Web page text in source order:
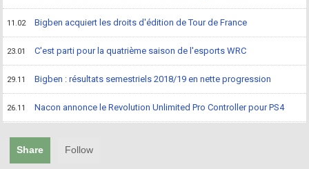
11.02 Bigben acquiert les droits d'édition de Tour de France
23.01 C'est parti pour la quatrième saison de l'esports WRC
29.11 Bigben : résultats semestriels 2018/19 en nette progression
26.11 Nacon annonce le Revolution Unlimited Pro Controller pour PS4
Share Follow